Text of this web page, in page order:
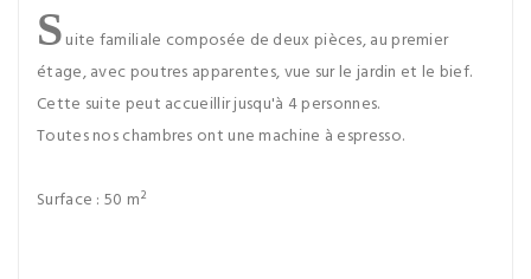
Suite familiale composée de deux pièces, au premier
étage, avec poutres apparentes, vue sur le jardin et le bief.
Cette suite peut accueillir jusqu'à 4 personnes.
Toutes nos chambres ont une machine à espresso.
Surface : 50 m²